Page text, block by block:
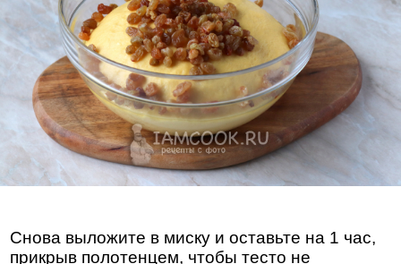
Снова выложите в миску и оставьте на 1 час,
прикрыв полотенцем, чтобы тесто не